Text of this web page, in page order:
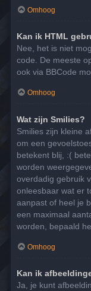
Omhoog
Kan ik HTML
Nee, het is niet
code. De meeste
ook via BBCode
Omhoog
Wat zijn Smilies?
Smilies zijn kleine
om een
betekent blij, :(
worden
overdadig gebruik
onleesbaar wat er
aanpast of heel je
een maximaal
worden, bepaald
Omhoog
Kan ik
Ja, je kunt